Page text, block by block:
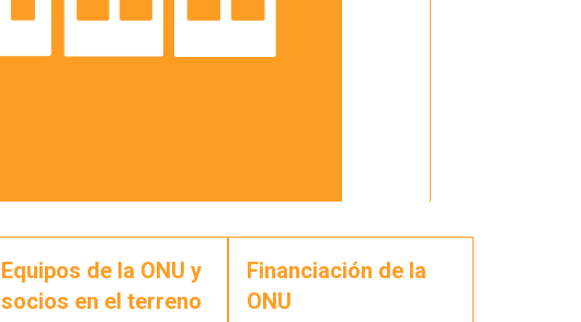
Equipos de la ONU y
socios en el terreno
Financiación de la
ONU